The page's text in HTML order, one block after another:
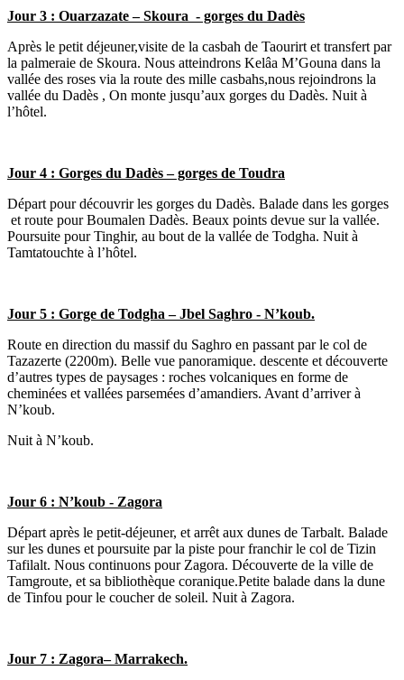
Jour 3 : Ouarzazate – Skoura - gorges du Dadès
Après le petit déjeuner,visite de la casbah de Taourirt et transfert par
la palmeraie de Skoura. Nous atteindrons Kelâa M’Gouna dans la
vallée des roses via la route des mille casbahs,nous rejoindrons la
vallée du Dadès , On monte jusqu’aux gorges du Dadès. Nuit à
l’hôtel.
Jour 4 : Gorges du Dadès – gorges de Toudra
Départ pour découvrir les gorges du Dadès. Balade dans les gorges
et route pour Boumalen Dadès. Beaux points devue sur la vallée.
Poursuite pour Tinghir, au bout de la vallée de Todgha. Nuit à
Tamtatouchte à l’hôtel.
Jour 5 : Gorge de Todgha – Jbel Saghro - N’koub.
Route en direction du massif du Saghro en passant par le col de
Tazazerte (2200m). Belle vue panoramique. descente et découverte
d’autres types de paysages : roches volcaniques en forme de
cheminées et vallées parsemées d’amandiers. Avant d’arriver à
N’koub.
Nuit à N’koub.
Jour 6 : N’koub - Zagora
Départ après le petit-déjeuner, et arrêt aux dunes de Tarbalt. Balade
sur les dunes et poursuite par la piste pour franchir le col de Tizin
Tafilalt. Nous continuons pour Zagora. Découverte de la ville de
Tamgroute, et sa bibliothèque coranique.Petite balade dans la dune
de Tinfou pour le coucher de soleil. Nuit à Zagora.
Jour 7 : Zagora– Marrakech.